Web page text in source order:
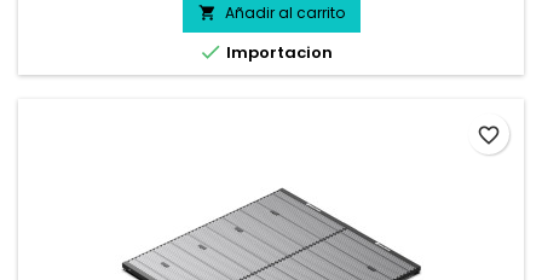
 Añadir al carrito
 Importacion
favorite_border